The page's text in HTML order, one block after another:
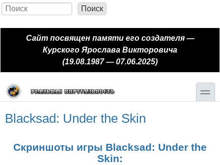
Перейти к основному содержанию
Skip to search
Форма поиска
Поиск
Сайт посвящен памяти его создателя —
Курского Ярослава Викторовича
(19.08.1987 — 07.06.2025)
toggle
Blacksad: Under the Skin
Скриншоты игры Blacksad: Under the
Skin: